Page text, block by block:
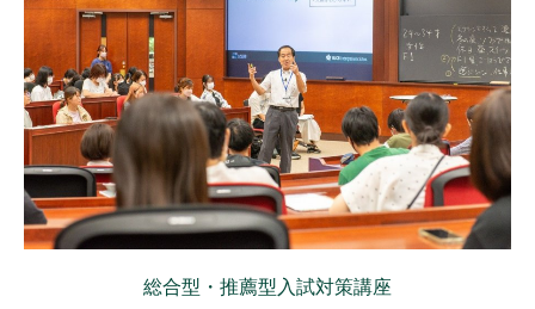
総合型・推薦型入試対策講座